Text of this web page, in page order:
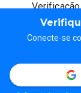
Conecte-se
© WOT